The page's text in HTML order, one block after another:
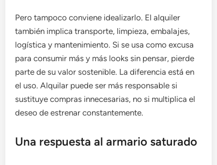
Pero tampoco conviene idealizarlo. El alquiler
también implica transporte, limpieza, embalajes,
logística y mantenimiento. Si se usa como excusa
para consumir más y más looks sin pensar, pierde
parte de su valor sostenible. La diferencia está en
el uso. Alquilar puede ser más responsable si
sustituye compras innecesarias, no si multiplica el
deseo de estrenar constantemente.
Una respuesta al armario saturado